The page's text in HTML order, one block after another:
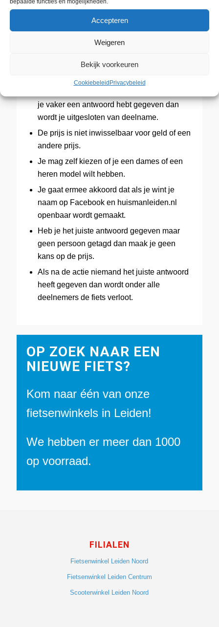
bepaalde functies en mogelijkheden.
Accepteren
Weigeren
Bekijk voorkeuren
Cookiebeleid Privacybeleid
Medewerkers van Huisman Leiden zijn
uitgesloten van deelname.
Als er na de actie periode meerdere mensen
dan wordt middels een loting een winnaar
je vaker een antwoord hebt gegeven dan
wordt je uitgesloten van deelname.
De prijs is niet inwisselbaar voor geld of een
andere prijs.
Je mag zelf kiezen of je een dames of een
heren model wilt hebben.
Je gaat ermee akkoord dat als je wint je
naam op Facebook en huismanleiden.nl
openbaar wordt gemaakt.
Heb je het juiste antwoord gegeven maar
geen persoon getagd dan maak je geen
kans op de prijs.
Als na de actie niemand het juiste antwoord
heeft gegeven dan wordt onder alle
deelnemers de fiets verloot.
OP ZOEK NAAR EEN
NIEUWE FIETS?
Kom naar één van onze
fietsenwinkels in Leiden!
We hebben er meer dan 1000
op voorraad.
FILIALEN
Fietsenwinkel Leiden Noord
Fietsenwinkel Leiden Centrum
Scooterwinkel Leiden Noord